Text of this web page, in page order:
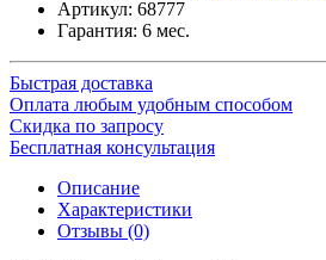
Артикул: 68777
Гарантия: 6 мес.
Быстрая доставка
Оплата любым удобным способом
Скидка по запросу
Бесплатная консультация
Описание
Характеристики
Отзывы (0)